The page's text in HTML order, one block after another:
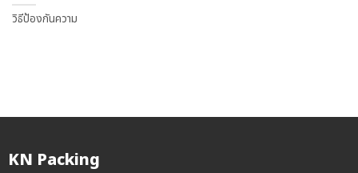
วิธีป้องกันความ
KN Packing